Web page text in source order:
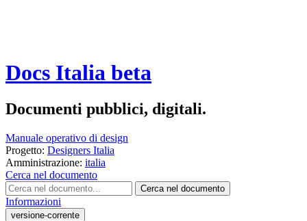
Docs Italia beta
Documenti pubblici, digitali.
Manuale operativo di design
Progetto: Designers Italia
Amministrazione: italia
Cerca nel documento
Cerca nel documento
Informazioni
versione-corrente